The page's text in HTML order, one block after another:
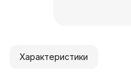
Характеристики